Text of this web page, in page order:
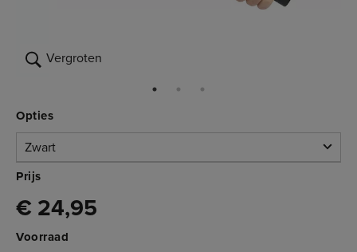
Vergroten
Opties
Zwart
Zwart
3.304.051
Prijs
€ 24,95
Voorraad